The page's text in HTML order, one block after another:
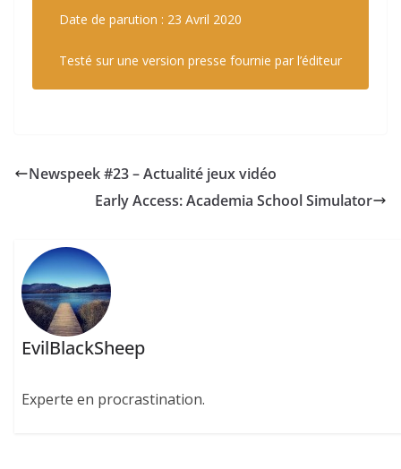
Date de parution : 23 Avril 2020
Testé sur une version presse fournie par l’éditeur
Newspeek #23 – Actualité jeux vidéo
Early Access: Academia School Simulator
EvilBlackSheep
Experte en procrastination.